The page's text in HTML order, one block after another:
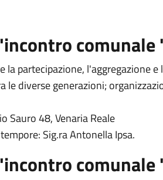
comunale
la partecipazione, l'aggregazione
le diverse generazioni;
Sauro 48, Venaria Reale
Sig.ra Antonella Ipsa.
comunale